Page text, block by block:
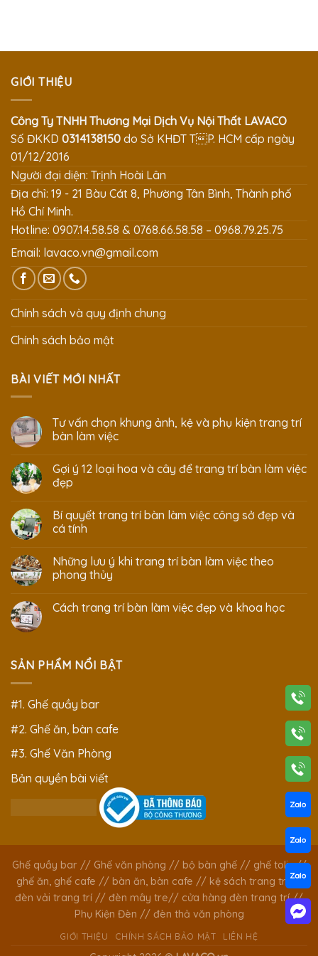
GIỚI THIỆU
Công Ty TNHH Thương Mại Dịch Vụ Nội Thất LAVACO
Số ĐKKD 0314138150 do Sở KHĐT TP. HCM cấp ngày
01/12/2016
Người đại diện: Trịnh Hoài Lân
Địa chỉ: 19 - 21 Bàu Cát 8, Phường Tân Bình, Thành phố
Hồ Chí Minh.
Hotline: 0907.14.58.58 & 0768.66.58.58 – 0968.79.25.75
Email: lavaco.vn@gmail.com
Chính sách và quy định chung
Chính sách bảo mật
BÀI VIẾT MỚI NHẤT
Tư vấn chọn khung ảnh, kệ và phụ kiện trang trí
bàn làm việc
Gợi ý 12 loại hoa và cây để trang trí bàn làm việc
đẹp
Bí quyết trang trí bàn làm việc công sở đẹp và
cá tính
Những lưu ý khi trang trí bàn làm việc theo
phong thủy
Cách trang trí bàn làm việc đẹp và khoa học
SẢN PHẨM NỔI BẬT
#1. Ghế quầy bar
#2. Ghế ăn, bàn cafe
#3. Ghế Văn Phòng
Bản quyền bài viết
Ghế quầy bar// Ghế văn phòng // bộ bàn ghế// ghế tolix//
ghế ăn, ghế cafe // bàn ăn, bàn cafe // kệ sách trang trí //
đèn vải trang trí // đèn mây tre// cửa hàng đèn trang trí//
Phụ Kiện Đèn // đèn thả văn phòng
GIỚI THIỆU CHÍNH SÁCH BẢO MẬT LIÊN HỆ